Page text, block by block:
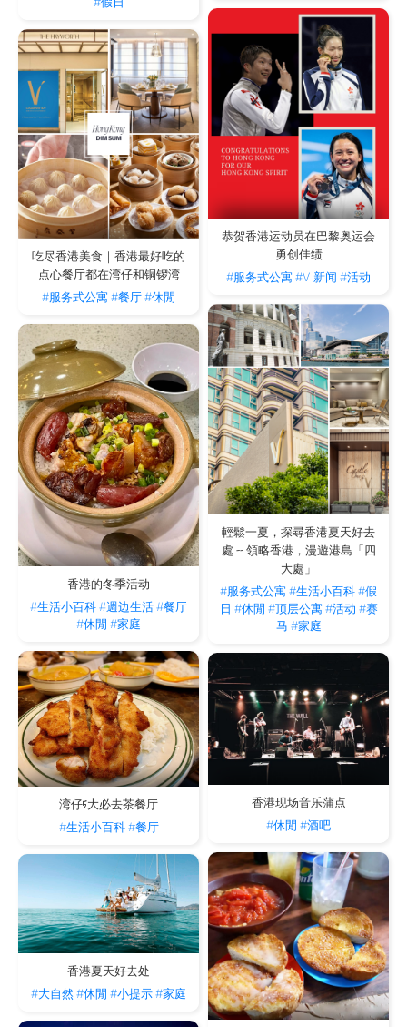
恭贺香港运动员在巴黎奥运会
勇创佳绩
#服务式公寓#V 新闻 #活动
吃尽香港美食｜香港最好吃的
点心餐厅都在湾仔和铜锣湾
#服务式公寓#餐厅#休閒
輕鬆一夏，探尋香港夏天好去
處 -- 領略香港，漫遊港島「四
大處」
#服务式公寓#生活小百科#假
日 #休閒 #顶层公寓 #活动 #赛
马 #家庭
香港的冬季活动
#生活小百科#週边生活#餐厅
#休閒 #家庭
湾仔5大必去茶餐厅
#生活小百科 #餐厅
香港现场音乐蒲点
#休閒 #酒吧
香港夏天好去处
#大自然#休閒 #小提示#家庭